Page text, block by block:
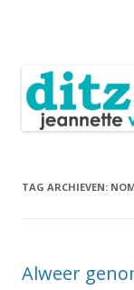
TAG ARCHIEVEN:
Alweer